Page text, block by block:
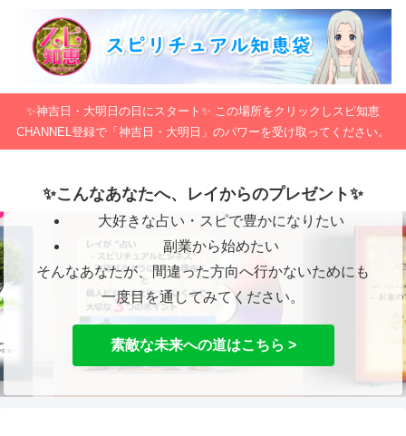
✨神吉日・大明日の日にスタート✨ この場所をクリックしスピ知恵
CHANNEL登録で「神吉日・大明日」のパワーを受け取ってください。
✨こんなあなたへ、レイからのプレゼント✨
大好きな占い・スピで豊かになりたい
副業から始めたい
そんなあなたが、間違った方向へ行かないためにも
一度目を通してみてください。
素敵な未来への道はこちら >